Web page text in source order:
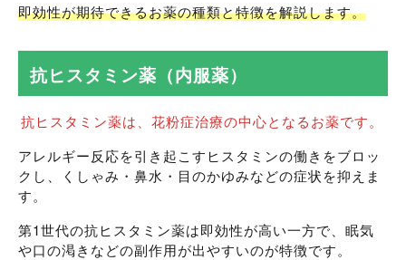
即効性が期待できるお薬の種類と特徴を解説します。
抗ヒスタミン薬（内服薬）
抗ヒスタミン薬は、花粉症治療の中心となるお薬です。
アレルギー反応を引き起こすヒスタミンの働きをブロッ
クし、くしゃみ・鼻水・目のかゆみなどの症状を抑えま
す。
第1世代の抗ヒスタミン薬は即効性が高い一方で、眠気
や口の渇きなどの副作用が出やすいのが特徴です。